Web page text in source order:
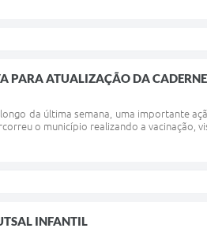
PARA ATUALIZAÇÃO DA
da última semana, uma importante
o município realizando a vacinação,
INFANTIL